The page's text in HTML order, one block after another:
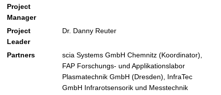
Project
Manager
Project
Leader
Dr. Danny Reuter
Partners
scia Systems GmbH Chemnitz (Koordinator),
FAP Forschungs- und Applikationslabor
Plasmatechnik GmbH (Dresden), InfraTec
GmbH Infrarotsensorik und Messtechnik